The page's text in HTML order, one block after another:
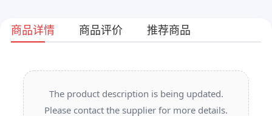
商品详情 商品评价 推荐商品
The product description is being updated.
Please contact the supplier for more details.